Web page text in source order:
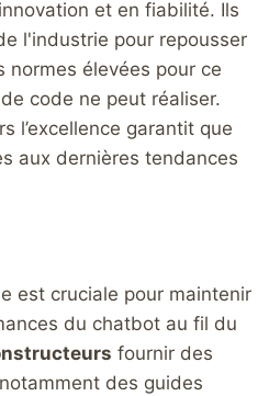
et en fiabilité. Ils
l'industrie pour repousser
élevées pour ce
code ne peut réaliser.
l’excellence garantit que
aux dernières tendances
est cruciale pour maintenir
du chatbot au fil du
fournir des
des guides